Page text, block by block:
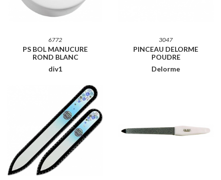
6772
PS BOL MANUCURE
ROND BLANC
div1
3047
PINCEAU DELORME
POUDRE
Delorme